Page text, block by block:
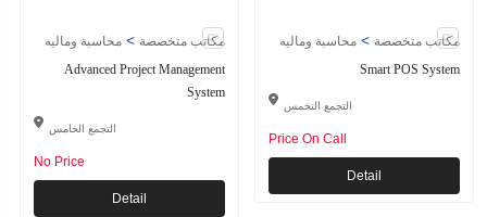
مكاتب متخصصة > محاسبة وماليه
Advanced Project Management
System
التجمع الخامس
No Price
Detail
مكاتب متخصصة > محاسبة وماليه
Smart POS System
التجمع التخمس
Price On Call
Detail